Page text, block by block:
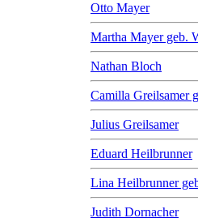
Otto Mayer
Martha Mayer geb.
Nathan Bloch
Camilla Greilsamer
Julius Greilsamer
Eduard Heilbrunner
Lina Heilbrunner
Judith Dornacher